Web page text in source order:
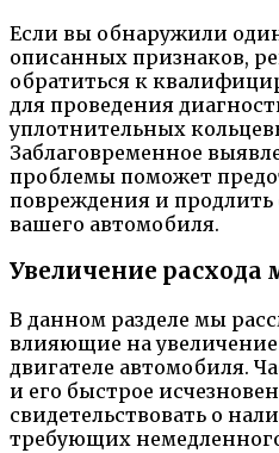
Если вы обнаружили
описанных признаков,
обратиться к
для проведения
уплотнительных
Заблаговременное
проблемы поможет
повреждения и продлить
вашего автомобиля.
Увеличение расхода
В данном разделе мы
влияющие на увеличение
двигателе автомобиля.
и его быстрое
свидетельствовать о
требующих